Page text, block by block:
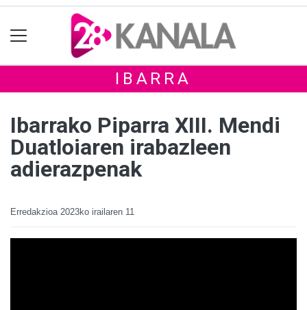
IBARRA
Ibarrako Piparra XIII. Mendi
Duatloiaren irabazleen
adierazpenak
Erredakzioa 2023ko irailaren 11